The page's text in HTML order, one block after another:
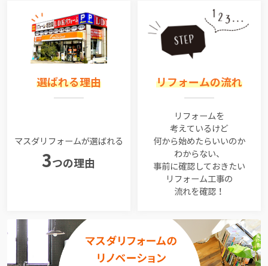
選ばれる理由
マスダリフォームが選ばれる
3つの理由
リフォームの流れ
リフォームを
考えているけど
何から始めたらいいのか
わからない、
事前に確認しておきたい
リフォーム工事の
流れを確認！